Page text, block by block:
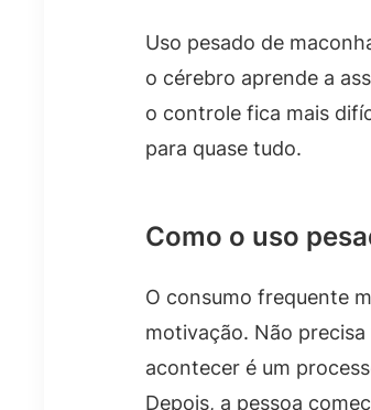
Uso pesado de
o cérebro aprende a
o controle fica mais
para quase tudo.
Como o uso
O consumo frequente
motivação. Não
acontecer é um
Depois, a pessoa